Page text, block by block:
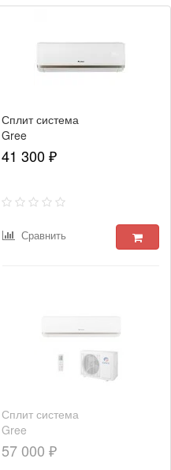
Сплит система
Gree
GWH07AAAXA-
K3NNA2A
41 300 ₽
Сравнить
Сплит система
Gree
GWH12AAB-
K3NNA2A
57 000 ₽